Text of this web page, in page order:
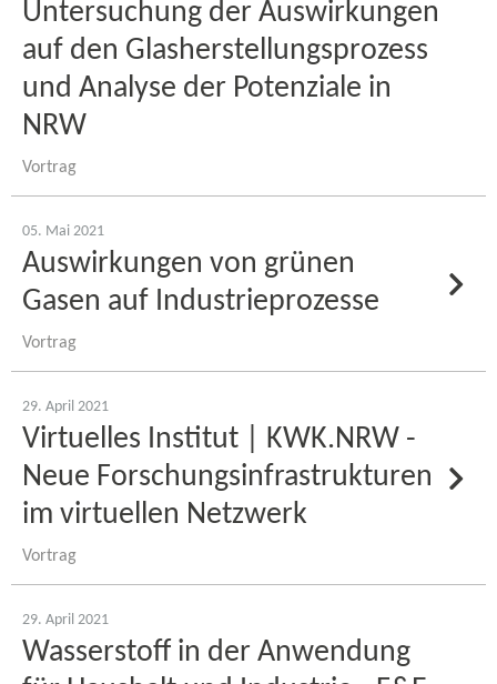
Untersuchung der Auswirkungen
auf den Glasherstellungsprozess
und Analyse der Potenziale in
NRW
Vortrag
05. Mai 2021
Auswirkungen von grünen
Gasen auf Industrieprozesse
Vortrag
29. April 2021
Virtuelles Institut | KWK.NRW -
Neue Forschungsinfrastrukturen
im virtuellen Netzwerk
Vortrag
29. April 2021
Wasserstoff in der Anwendung